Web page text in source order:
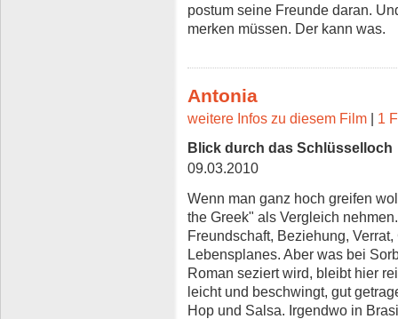
postum seine Freunde daran.
merken müssen. Der kann was.
Antonia
weitere Infos zu diesem Film | 1
Blick durch das Schlüsselloch
09.03.2010
Wenn man ganz hoch greifen
the Greek" als Vergleich
Freundschaft, Beziehung,
Lebensplanes. Aber was bei
Roman seziert wird, bleibt hier
leicht und beschwingt, gut
Hop und Salsa. Irgendwo in